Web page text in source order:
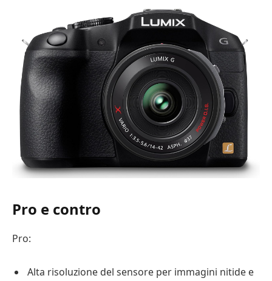
Pro e contro
Pro:
Alta risoluzione del sensore per immagini nitide e